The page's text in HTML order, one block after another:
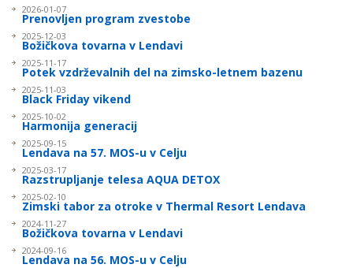
2026-01-07
Prenovljen program zvestobe
2025-12-03
Božičkova tovarna v Lendavi
2025-11-17
Potek vzdrževalnih del na zim­sko-letnem bazenu
2025-11-03
Black Friday vikend
2025-10-02
Harmonija generacij
2025-09-15
Lendava na 57. MOS-u v Celju
2025-03-17
Razstrupljanje telesa AQUA DETOX
2025-02-10
Zimski tabor za otroke v Thermal Resort Lendava
2024-11-27
Božičkova tovarna v Lendavi
2024-09-16
Lendava na 56. MOS-u v Celju